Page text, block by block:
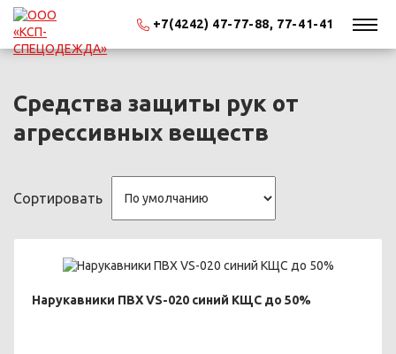
+7(4242) 47-77-88, 77-41-41
Средства защиты рук от
агрессивных веществ
Сортировать
Нарукавники ПВХ VS-020 синий КЩС до 50%